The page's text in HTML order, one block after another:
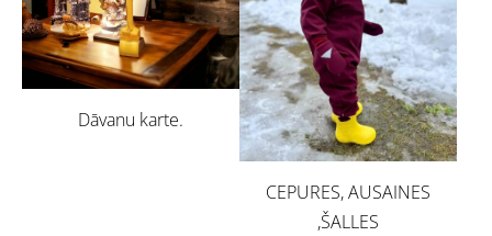
Dāvanu karte.
CEPURES, AUSAINES
,ŠALLES